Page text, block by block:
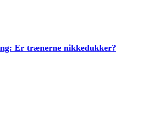
Er trænerne nikkedukker?